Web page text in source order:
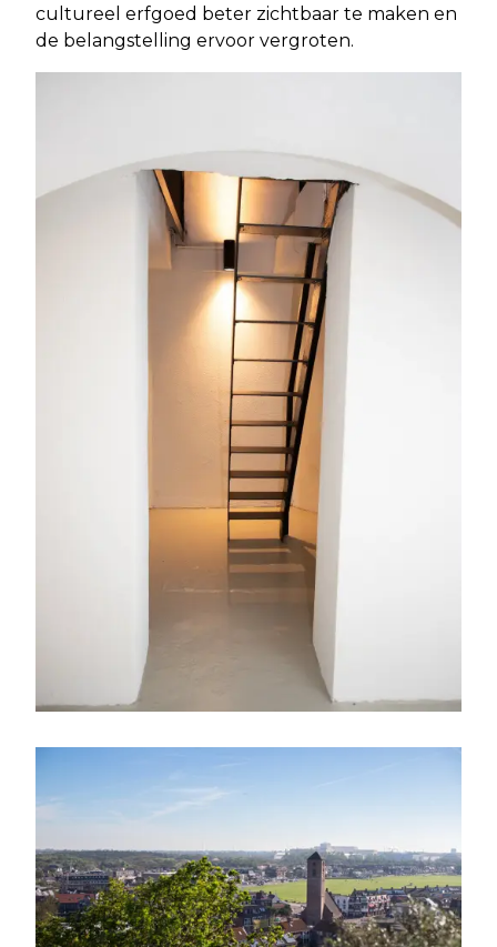
cultureel erfgoed beter zichtbaar te maken en
de belangstelling ervoor vergroten.